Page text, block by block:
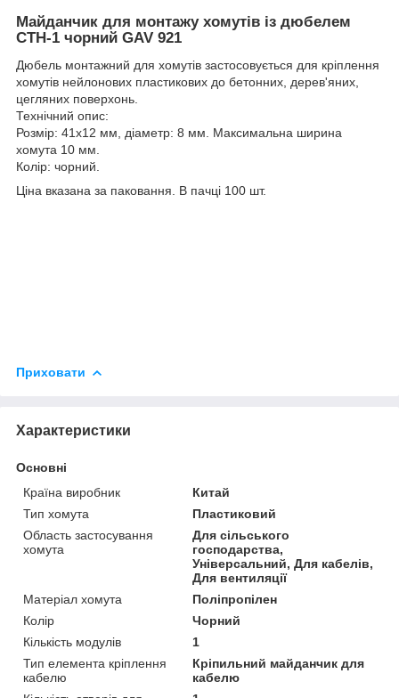
Майданчик для монтажу хомутів із дюбелем
СТН-1 чорний GAV 921
Дюбель монтажний для хомутів застосовується для кріплення
хомутів нейлонових пластикових до бетонних, дерев'яних,
цегляних поверхонь.
Технічний опис:
Розмір: 41х12 мм, діаметр: 8 мм. Максимальна ширина
хомута 10 мм.
Колір: чорний.
Ціна вказана за паковання. В пачці 100 шт.
Приховати
Характеристики
Основні
Країна виробник
Китай
Тип хомута
Пластиковий
Область застосування
хомута
Для сільського
господарства,
Універсальний, Для кабелів,
Для вентиляції
Матеріал хомута
Поліпропілен
Колір
Чорний
Кількість модулів
1
Тип елемента кріплення
кабелю
Кріпильний майданчик для
кабелю